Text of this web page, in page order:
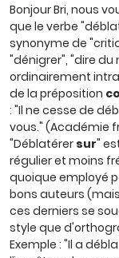
Bonjour Bri, nous
que le verbe
synonyme de
"dénigrer", "dire du
ordinairement
de la préposition
: "Il ne cesse de
vous." (Académie
"Déblatérer sur"
régulier et moins
quoique employé
bons auteurs
ces derniers se
style que
Exemple : "Il a